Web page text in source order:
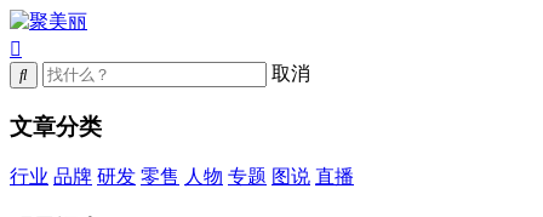
取消
文章分类
行业 品牌 研发 零售 人物 专题 图说 直播